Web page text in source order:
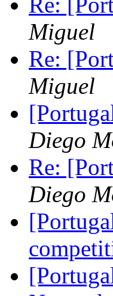
Miguel
Re:
Miguel
Diego
Re:
Diego